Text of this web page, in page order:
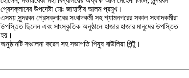
প্রেসক্লাবের উপদেষ্টা মোঃ জাহাঙ্গীর আলম প্রমুখ।
এসময় সুন্দরবন প্রেসক্লাবের সংবাদকর্মী সহ শ্যামনগরের সকাল সংবাদকর্মীরা
উপস্তিত ছিলেন এবং সাংস্কৃতিক অনুষ্ঠানে হাজার হাজার মানুষের উপস্তিত
হয়।
অনুষ্ঠানটি সঞ্চালনা করেন সহ সভাপতি পিযুষ বাউলিয়া পিন্টু।